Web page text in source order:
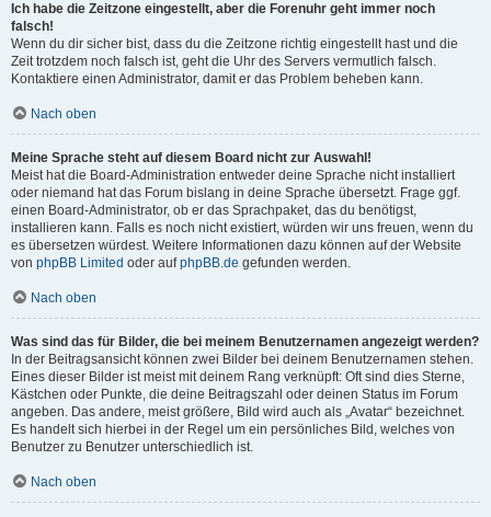
Ich habe die Zeitzone eingestellt, aber die Forenuhr geht immer noch
falsch!
Wenn du dir sicher bist, dass du die Zeitzone richtig eingestellt hast und die
Zeit trotzdem noch falsch ist, geht die Uhr des Servers vermutlich falsch.
Kontaktiere einen Administrator, damit er das Problem beheben kann.
Nach oben
Meine Sprache steht auf diesem Board nicht zur Auswahl!
Meist hat die Board-Administration entweder deine Sprache nicht installiert
oder niemand hat das Forum bislang in deine Sprache übersetzt. Frage ggf.
einen Board-Administrator, ob er das Sprachpaket, das du benötigst,
installieren kann. Falls es noch nicht existiert, würden wir uns freuen, wenn du
es übersetzen würdest. Weitere Informationen dazu können auf der Website
von phpBB Limited oder aufphpBB.de gefunden werden.
Nach oben
Was sind das für Bilder, die bei meinem Benutzernamen angezeigt werden?
In der Beitragsansicht können zwei Bilder bei deinem Benutzernamen stehen.
Eines dieser Bilder ist meist mit deinem Rang verknüpft: Oft sind dies Sterne,
Kästchen oder Punkte, die deine Beitragszahl oder deinen Status im Forum
angeben. Das andere, meist größere, Bild wird auch als „Avatar“ bezeichnet.
Es handelt sich hierbei in der Regel um ein persönliches Bild, welches von
Benutzer zu Benutzer unterschiedlich ist.
Nach oben